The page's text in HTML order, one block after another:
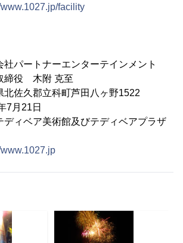
www.1027.jp/facility
ートナーエンターテインメント
締役 木附 克至
佐久郡立科町芦田八ヶ野1522
月21日
ディベア美術館及びテディベアプラザ
www.1027.jp